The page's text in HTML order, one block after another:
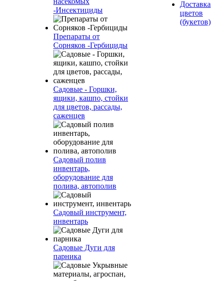
-Инсектициды
Препараты от
Сорняков -Гербициды
Садовые - Горшки,
ящики, кашпо, стойки
для цветов, рассады,
саженцев
Садовый полив
инвентарь,
оборудование для
полива, автополив
Садовый инструмент,
инвентарь
Садовые Дуги для
парника
Доставка
цветов
(букетов)